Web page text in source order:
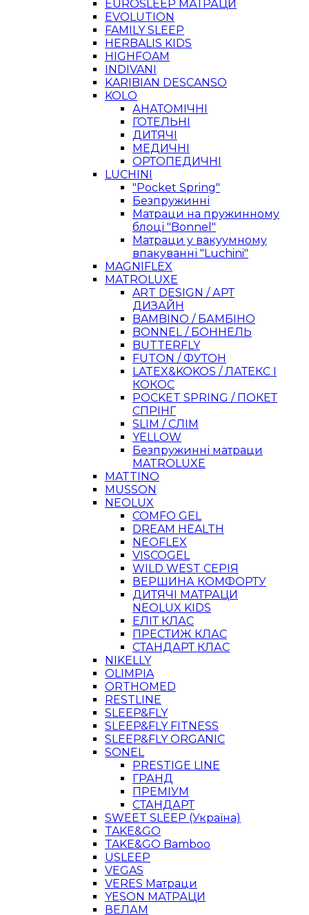
EUROSLEEP МАТРАЦИ
EVOLUTION
FAMILY SLEEP
HERBALIS KIDS
HIGHFOAM
INDIVANI
KARIBIAN DESCANSO
KOLO
АНАТОМІЧНІ
ГОТЕЛЬНІ
ДИТЯЧІ
МЕДИЧНІ
ОРТОПЕДИЧНІ
LUCHINI
"Pocket Spring"
Безпружинні
Матраци на пружинному
блоці "Bonnel"
Матраци у вакуумному
впакуванні "Luchini"
MAGNIFLEX
MATROLUXE
ART DESIGN / АРТ
ДИЗАЙН
BAMBINO / БАМБІНО
BONNEL / БОННЕЛЬ
BUTTERFLY
FUTON / ФУТОН
LATEX&KOKOS / ЛАТЕКС І
КОКОС
POCKET SPRING / ПОКЕТ
СПРІНГ
SLIM / СЛІМ
YELLOW
Безпружинні матраци
MATROLUXE
MATTINO
MUSSON
NEOLUX
COMFO GEL
DREAM HEALTH
NEOFLEX
VISCOGEL
WILD WEST СЕРІЯ
ВЕРШИНА КОМФОРТУ
ДИТЯЧІ МАТРАЦИ
NEOLUX KIDS
ЕЛІТ КЛАС
ПРЕСТИЖ КЛАС
СТАНДАРТ КЛАС
NIKELLY
OLIMPIA
ORTHOMED
RESTLINE
SLEEP&FLY
SLEEP&FLY FITNESS
SLEEP&FLY ORGANIC
SONEL
PRESTIGE LINE
ГРАНД
ПРЕМІУМ
СТАНДАРТ
SWEET SLEEP (Україна)
TAKE&GO
TAKE&GO Bamboo
USLEEP
VEGAS
VERES Матраци
YESON МАТРАЦИ
ВЕЛАМ